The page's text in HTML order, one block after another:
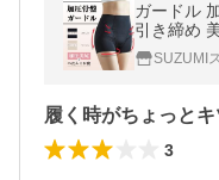
ガードル
引き締め
レディー
補正ガード
SUZUMI
3